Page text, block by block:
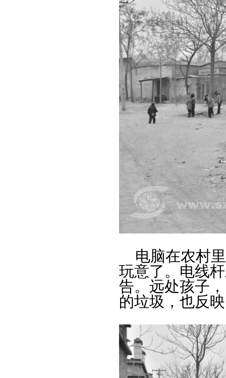
电脑在农村里
玩意了。电线
告。远处孩子
的垃圾，也反